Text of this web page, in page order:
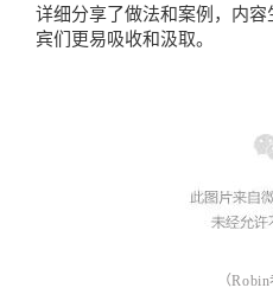
详细分享了做法和案例，内
宾们更易吸收和汲取。
（Robin